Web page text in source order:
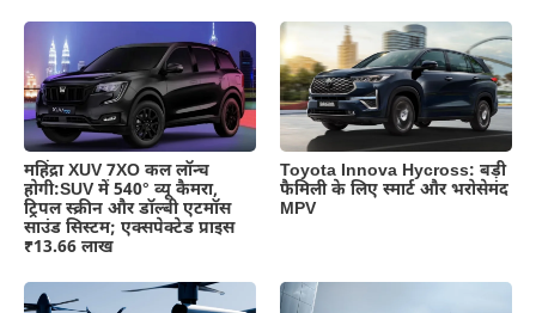
महिंद्रा XUV 7XO कल लॉन्च
होगी:SUV में 540° व्यू कैमरा,
ट्रिपल स्क्रीन और डॉल्बी एटमॉस
साउंड सिस्टम; एक्सपेक्टेड प्राइस
₹13.66 लाख
Toyota Innova Hycross: बड़ी
फैमिली के लिए स्मार्ट और भरोसेमंद
MPV